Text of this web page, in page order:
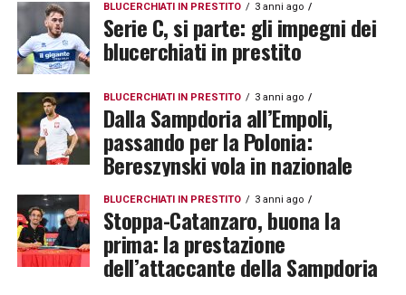
BLUCERCHIATI IN PRESTITO 3 anni ago
Serie C, si parte: gli impegni dei
blucerchiati in prestito
BLUCERCHIATI IN PRESTITO 3 anni ago
Dalla Sampdoria all’Empoli,
passando per la Polonia:
Bereszynski vola in nazionale
BLUCERCHIATI IN PRESTITO 3 anni ago
Stoppa-Catanzaro, buona la
prima: la prestazione
dell’attaccante della Sampdoria